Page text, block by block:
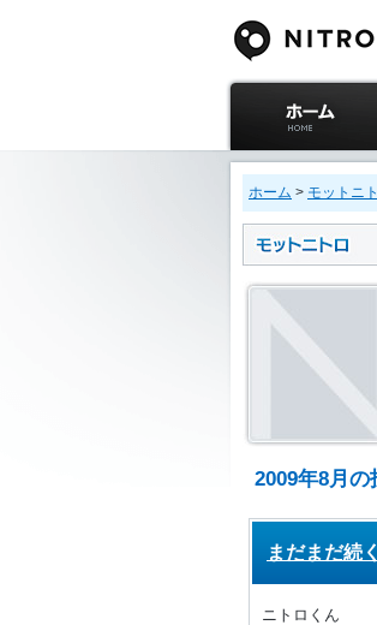
ニトロプラス公式
サイト ホーム
ホーム > モットニ
2009年8月の
まだまだ続
ニトロくん